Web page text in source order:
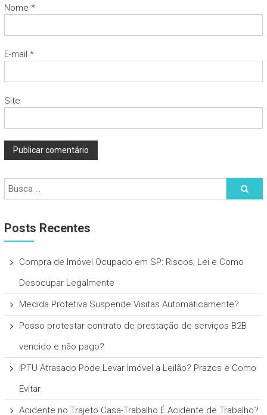
Nome *
E-mail *
Site
Posts Recentes
Compra de Imóvel Ocupado em SP: Riscos, Lei e Como
Desocupar Legalmente
Medida Protetiva Suspende Visitas Automaticamente?
Posso protestar contrato de prestação de serviços B2B
vencido e não pago?
IPTU Atrasado Pode Levar Imóvel a Leilão? Prazos e Como
Evitar
Acidente no Trajeto Casa-Trabalho É Acidente de Trabalho?